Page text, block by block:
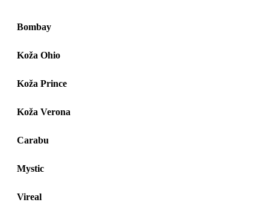
Bombay
Koža Ohio
Koža Prince
Koža Verona
Carabu
Mystic
Vireal